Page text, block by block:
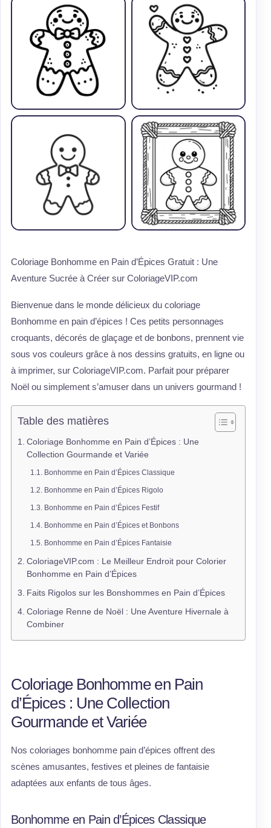
Coloriage Bonhomme en Pain d’Épices Gratuit : Une
Aventure Sucrée à Créer sur ColoriageVIP.com
Bienvenue dans le monde délicieux du coloriage
Bonhomme en pain d’épices ! Ces petits personnages
croquants, décorés de glaçage et de bonbons, prennent vie
sous vos couleurs grâce à nos dessins gratuits, en ligne ou
à imprimer, sur ColoriageVIP.com. Parfait pour préparer
Noël ou simplement s’amuser dans un univers gourmand !
Table des matières
Coloriage Bonhomme en Pain d’Épices : Une
Collection Gourmande et Variée
Bonhomme en Pain d’Épices Classique
Bonhomme en Pain d’Épices Rigolo
Bonhomme en Pain d’Épices Festif
Bonhomme en Pain d’Épices et Bonbons
Bonhomme en Pain d’Épices Fantaisie
ColoriageVIP.com : Le Meilleur Endroit pour Colorier
Bonhomme en Pain d’Épices
Faits Rigolos sur les Bonshommes en Pain d’Épices
Coloriage Renne de Noël : Une Aventure Hivernale à
Combiner
Coloriage Bonhomme en Pain
d’Épices : Une Collection
Gourmande et Variée
Nos coloriages bonhomme pain d’épices offrent des
scènes amusantes, festives et pleines de fantaisie
adaptées aux enfants de tous âges.
Bonhomme en Pain d’Épices Classique